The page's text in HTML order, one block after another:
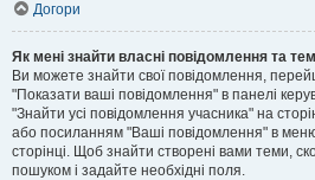
Догори
Як мені знайти власні повідомлення та
Ви можете знайти свої повідомлення,
"Показати ваші повідомлення" в панелі
"Знайти усі повідомлення учасника" на
або посиланням "Ваші повідомлення" в
сторінці. Щоб знайти створені вами теми,
пошуком і задайте необхідні поля.